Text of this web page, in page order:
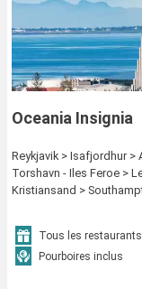
Oceania Insignia
Reykjavik > Isafjordhur >
Torshavn - Iles Feroe >
Kristiansand >
Tous les
Pourboires inclus